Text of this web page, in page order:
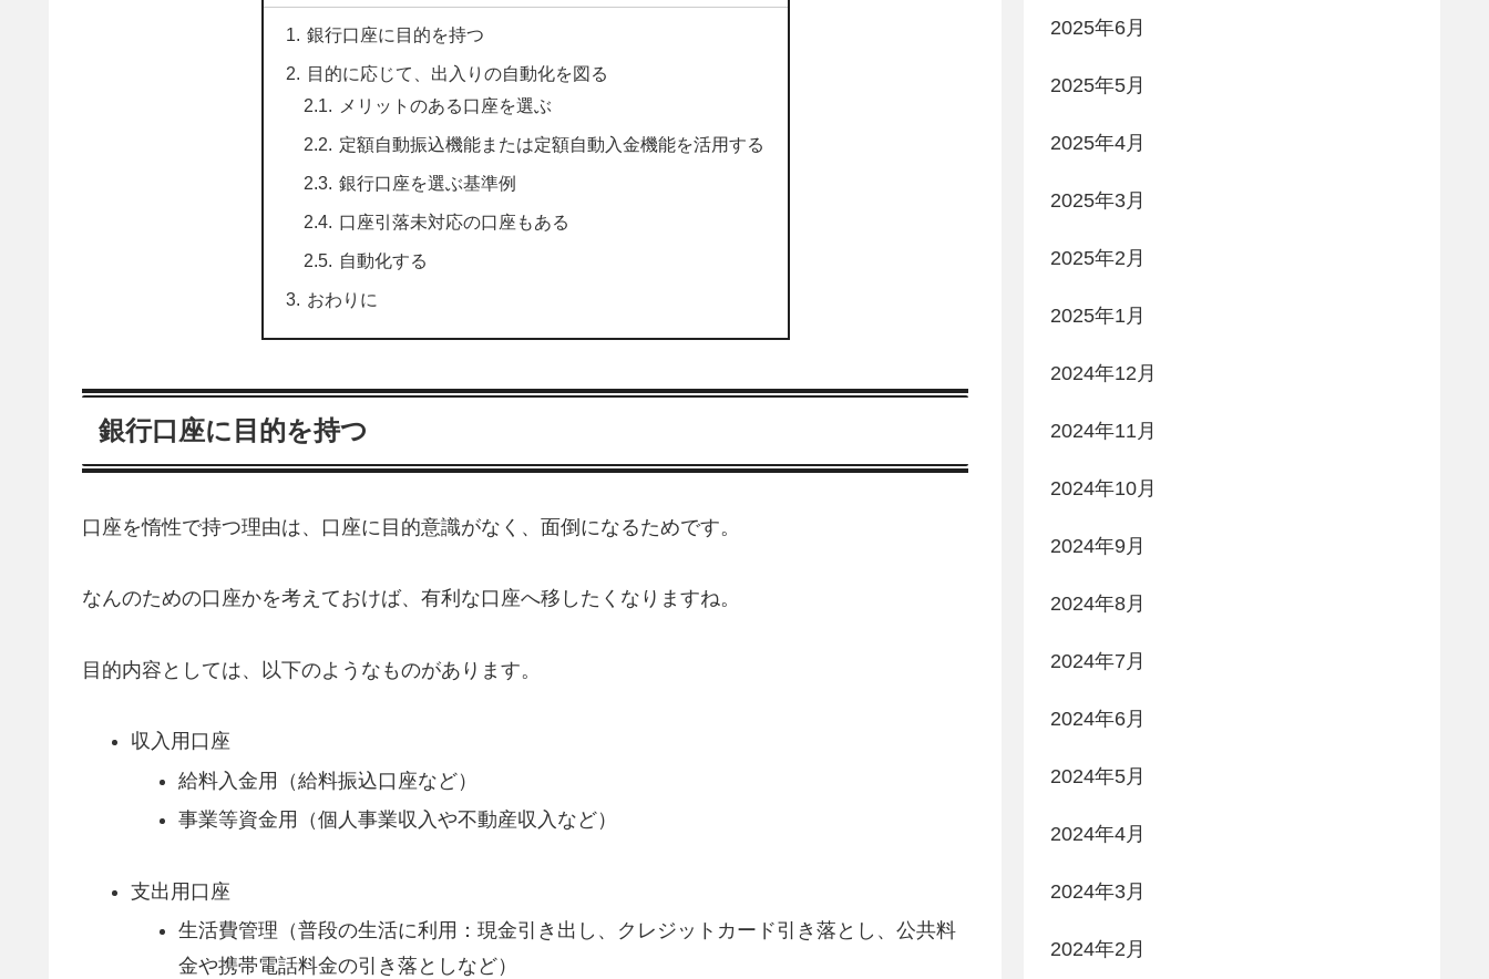
銀行口座に目的を持つ
目的に応じて、出入りの自動化を図る
メリットのある口座を選ぶ
定額自動振込機能または定額自動入金機能を活用する
銀行口座を選ぶ基準例
口座引落未対応の口座もある
自動化する
おわりに
銀行口座に目的を持つ
口座を惰性で持つ理由は、口座に目的意識がなく、面倒になるためです。
なんのための口座かを考えておけば、有利な口座へ移したくなりますね。
目的内容としては、以下のようなものがあります。
収入用口座
給料入金用（給料振込口座など）
事業等資金用（個人事業収入や不動産収入など）
支出用口座
生活費管理（普段の生活に利用：現金引き出し、クレジットカード引き落とし、公共料
金や携帯電話料金の引き落としなど）
2025年6月
2025年5月
2025年4月
2025年3月
2025年2月
2025年1月
2024年12月
2024年11月
2024年10月
2024年9月
2024年8月
2024年7月
2024年6月
2024年5月
2024年4月
2024年3月
2024年2月